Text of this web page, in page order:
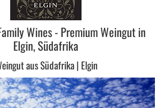
Wines - Premium Weingut in
Elgin, Südafrika
aus Südafrika | Elgin